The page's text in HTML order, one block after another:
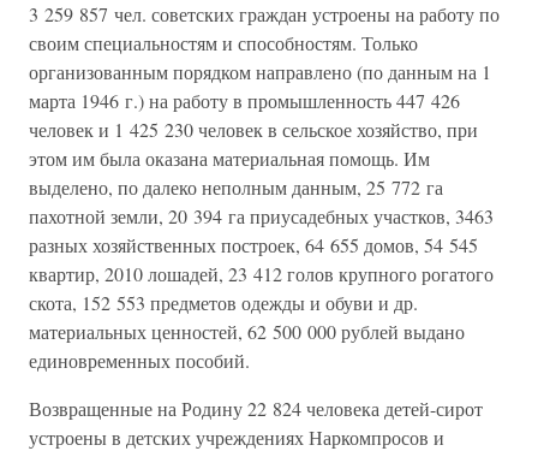
3 259 857 чел. советских граждан устроены на работу по
своим специальностям и способностям. Только
организованным порядком направлено (по данным на 1
марта 1946 г.) на работу в промышленность 447 426
человек и 1 425 230 человек в сельское хозяйство, при
этом им была оказана материальная помощь. Им
выделено, по далеко неполным данным, 25 772 га
пахотной земли, 20 394 га приусадебных участков, 3463
разных хозяйственных построек, 64 655 домов, 54 545
квартир, 2010 лошадей, 23 412 голов крупного рогатого
скота, 152 553 предметов одежды и обуви и др.
материальных ценностей, 62 500 000 рублей выдано
единовременных пособий.
Возвращенные на Родину 22 824 человека детей-сирот
устроены в детских учреждениях Наркомпросов и